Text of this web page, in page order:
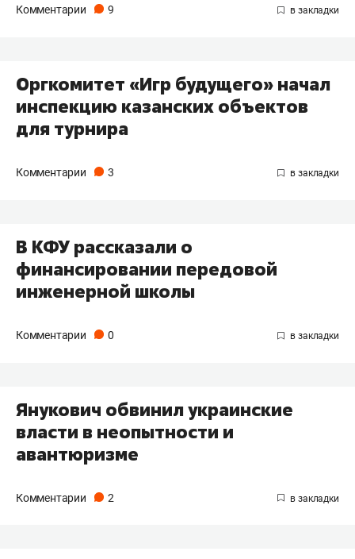
Комментарии 9
Оргкомитет «Игр будущего» начал
инспекцию казанских объектов
для турнира
Комментарии 3
В КФУ рассказали о
финансировании передовой
инженерной школы
Комментарии 0
Янукович обвинил украинские
власти в неопытности и
авантюризме
Комментарии 2